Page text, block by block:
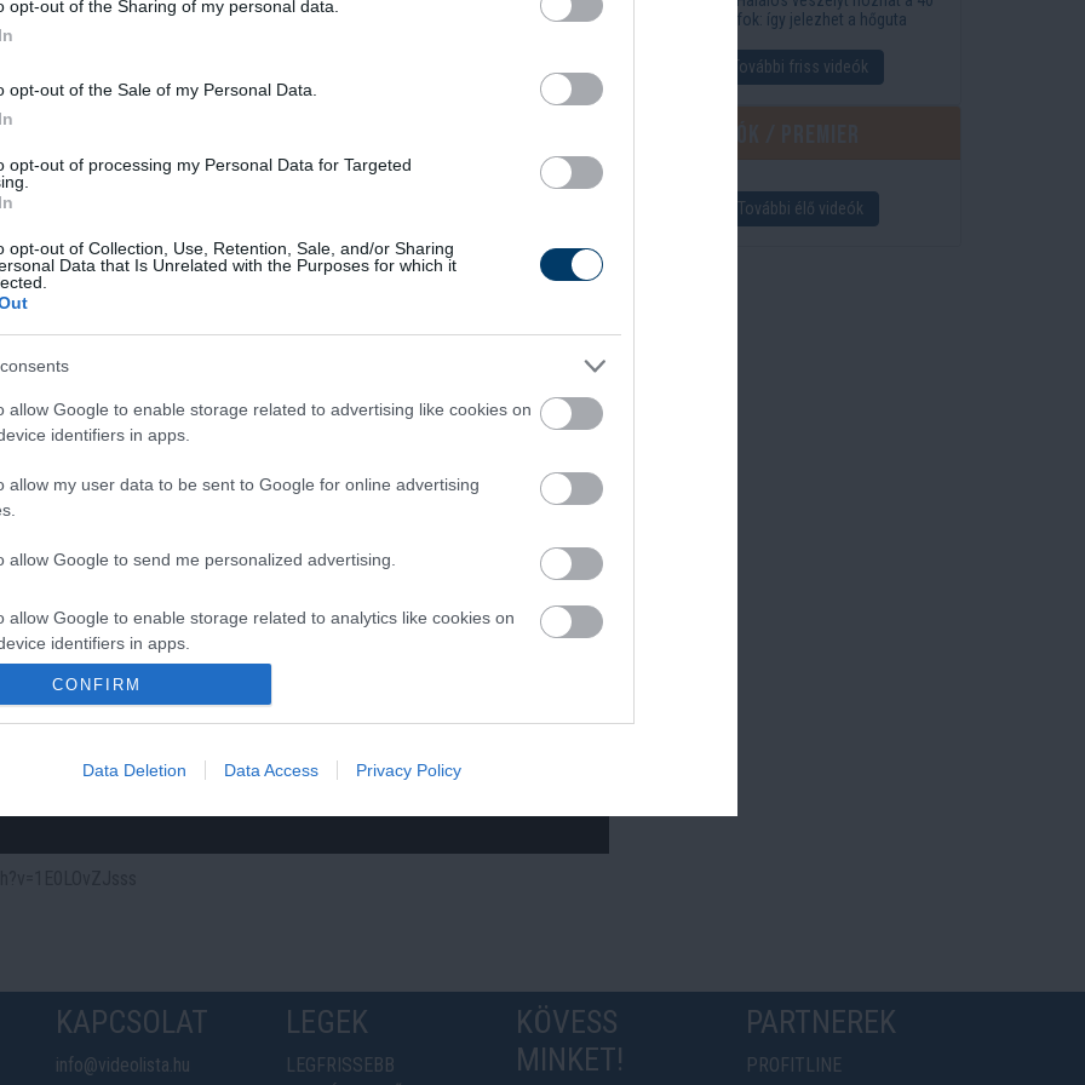
opt-out of the Sharing of my personal data.
opt-out of the Sale of my Personal Data.
opt-out of processing my Personal Data for Targeted
opt-out of Collection, Use, Retention, Sale, and/or Sharing
Data that Is Unrelated with the Purposes for which it
allow Google to enable storage related to advertising like cookies on
identifiers in apps.
allow my user data to be sent to Google for online advertising
allow Google to send me personalized advertising.
allow Google to enable storage related to analytics like cookies on
identifiers in apps.
allow Google to enable storage related to functionality of the website
allow Google to enable storage related to personalization.
functionality and fraud prevention, and other user protection.
CONFIRM
Data Deletion Data Access Privacy Policy
And All The
In The Body Die
Fungus Dries Up And Falls
fok: így jelezhet a hőguta
További friss videók
További élő videók
KAPCSOLAT
info@videolista.hu
LEGEK
LEGFRISSEBB
KÖVESS
MINKET!
PARTNEREK
PROFITLINE